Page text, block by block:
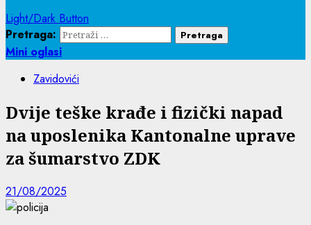
Light/Dark Button
Pretraga:
Mini oglasi
Zavidovići
Dvije teške krađe i fizički napad
na uposlenika Kantonalne uprave
za šumarstvo ZDK
21/08/2025